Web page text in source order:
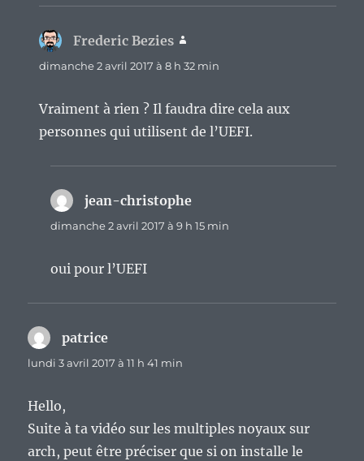
Frederic Bezies
dimanche 2 avril 2017 à 8 h 32 min
Vraiment à rien ? Il faudra dire cela aux
personnes qui utilisent de l’UEFI.
jean-christophe
dimanche 2 avril 2017 à 9 h 15 min
oui pour l’UEFI
patrice
lundi 3 avril 2017 à 11 h 41 min
Hello,
Suite à ta vidéo sur les multiples noyaux sur
arch, peut être préciser que si on installe le